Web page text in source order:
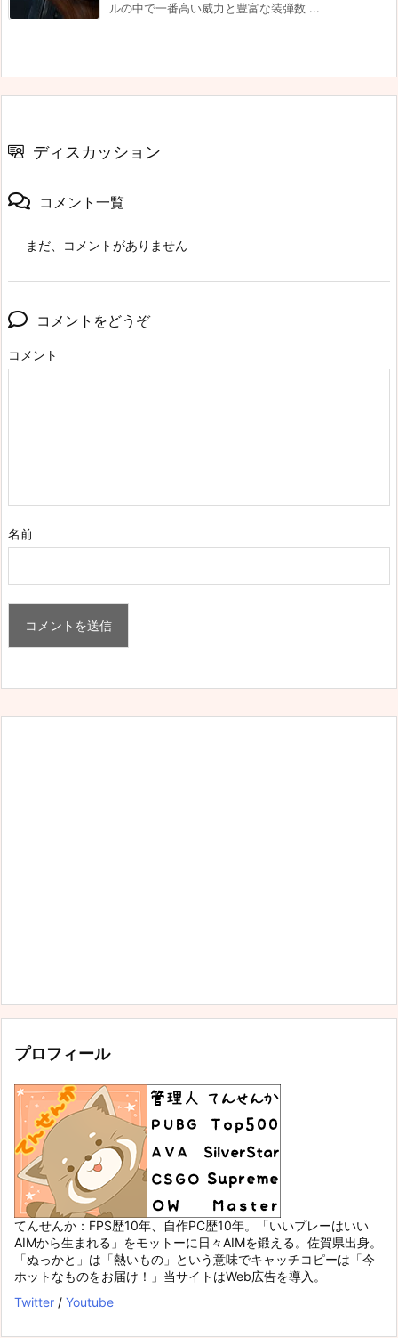
ルの中で一番高い威力と豊富な装弾数 ...
ディスカッション
コメント一覧
まだ、コメントがありません
コメントをどうぞ
コメント
名前
プロフィール
てんせんか：FPS歴10年、自作PC歴10年。「いいプレーはいい
AIMから生まれる」をモットーに日々AIMを鍛える。佐賀県出身。
「ぬっかと」は「熱いもの」という意味でキャッチコピーは「今
ホットなものをお届け！」当サイトはWeb広告を導入。
Twitter / Youtube